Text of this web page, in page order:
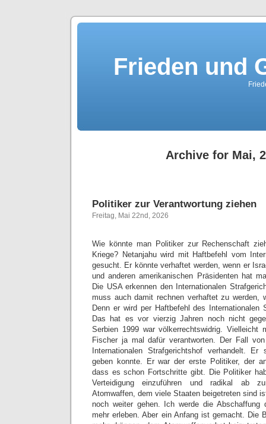
Frieden und
Archive for Mai,
Politiker zur Verantwortung ziehen
Freitag, Mai 22nd, 2026
Wie könnte man Politiker zur Rechenschaft
Kriege? Netanjahu wird mit Haftbefehl vom
gesucht. Er könnte verhaftet werden, wenn er
und anderen amerikanischen Präsidenten hat
Die USA erkennen den Internationalen
muss auch damit rechnen verhaftet zu werden,
Denn er wird per Haftbefehl des Internationalen
Das hat es vor vierzig Jahren noch nicht
Serbien 1999 war völkerrechtswidrig. Vielleicht
Fischer ja mal dafür verantworten. Der Fall
Internationalen Strafgerichtshof verhandelt.
geben konnte. Er war der erste Politiker, der
dass es schon Fortschritte gibt. Die Politiker
Verteidigung einzuführen und radikal ab
Atomwaffen, dem viele Staaten beigetreten sind
noch weiter gehen. Ich werde die Abschaffung
mehr erleben. Aber ein Anfang ist gemacht. Die